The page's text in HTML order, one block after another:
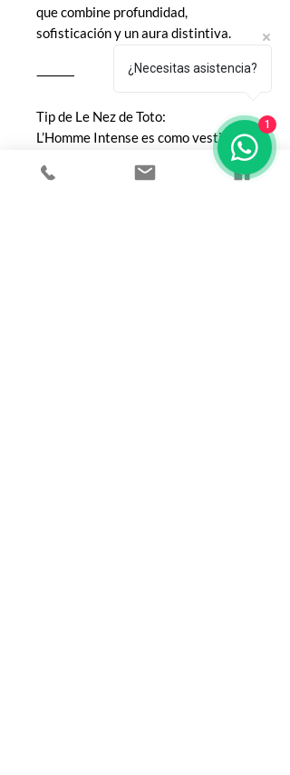
que combine profundidad,
sofisticación y un aura distintiva.
⸻
Tip de Le Nez de Toto:
L’Homme Intense es como vestir un
traje a medida con forro de seda:
impecable por fuera, irresistible por
¿Necesitas asistencia?
1